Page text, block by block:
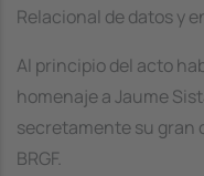
Relacional de datos y
Al principio del acto
homenaje a Jaume
secretamente su gran
BRGF.